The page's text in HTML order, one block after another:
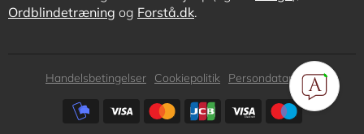
Ordblindetræning og Forstå.dk.
Subfooter
Handelsbetingelser Cookiepolitik
Persondatapolitik
Subfooter
payment